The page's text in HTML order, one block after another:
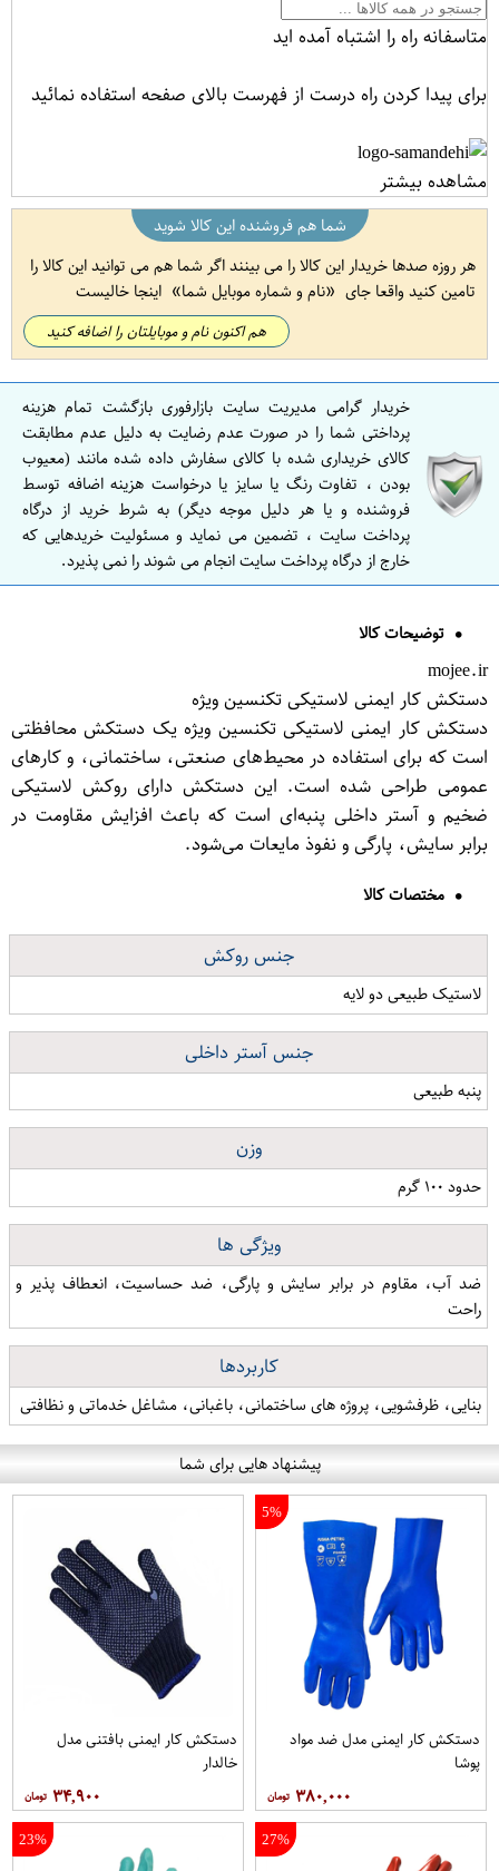
متاسفانه راه را اشتباه آمده اید
برای پیدا کردن راه درست از فهرست بالای صفحه استفاده نمائید
مشاهده بیشتر
شما هم فروشنده این کالا شوید
هر روزه صدها خریدار این کالا را می بینند اگر شما هم می توانید این کالا را
تامین کنید واقعا جای
نام و شماره موبایل شما اینجا خالیست
هم اکنون نام و موبایلتان را اضافه کنید
خریدار گرامی مدیریت سایت بازارفوری بازگشت تمام هزینه
پرداختی شما را در صورت عدم رضایت به دلیل عدم مطابقت
کالای خریداری شده با کالای سفارش داده شده مانند (معیوب
بودن ، تفاوت رنگ یا سایز یا درخواست هزینه اضافه توسط
فروشنده و یا هر دلیل موجه دیگر) به شرط خرید از درگاه
پرداخت سایت ، تضمین می نماید و مسئولیت خریدهایی که
خارج از درگاه پرداخت سایت انجام می شوند را نمی پذیرد.
توضیحات کالا
mojee.ir
دستکش کار ایمنی لاستیکی تکنسین ویژه
دستکش کار ایمنی لاستیکی تکنسین ویژه یک دستکش محافظتی
است که برای استفاده در محیط‌های صنعتی، ساختمانی، و کارهای
عمومی طراحی شده است. این دستکش دارای روکش لاستیکی
ضخیم و آستر داخلی پنبه‌ای است که باعث افزایش مقاومت در
برابر سایش، پارگی و نفوذ مایعات می‌شود.
مختصات کالا
جنس روکش
لاستیک طبیعی دو لایه
جنس آستر داخلی
پنبه طبیعی
وزن
حدود ۱۰۰ گرم
ویژگی ها
ضد آب، مقاوم در برابر سایش و پارگی، ضد حساسیت، انعطاف پذیر و
راحت
کاربردها
بنایی، ظرفشویی، پروژه های ساختمانی، باغبانی، مشاغل خدماتی و نظافتی
پیشنهاد هایی برای شما
5%
دستکش کار ایمنی مدل ضد مواد
پوشا
۳۸۰,۰۰۰
دستکش کار ایمنی بافتنی مدل
خالدار
۳۴,۹۰۰
27%
23%